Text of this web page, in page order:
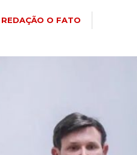
REDAÇÃO O FATO